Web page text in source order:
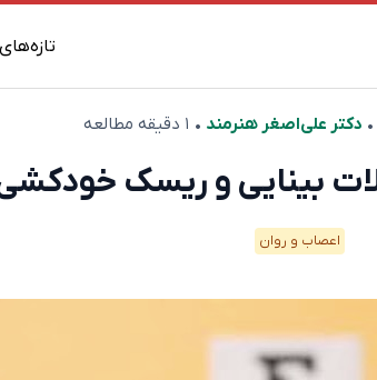
• دکتر علی‌اصغر هنرمند • ۱ دقیقه مطالعه
بینایی و ریسک
اعصاب و روان